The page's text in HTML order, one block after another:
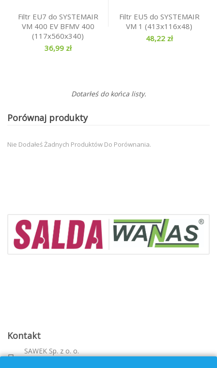
Filtr EU7 do SYSTEMAIR
VM 400 EV BFMV 400
(117x560x340)
36,99 zł
Filtr EU5 do SYSTEMAIR
VM 1 (413x116x48)
48,22 zł
Dotarłeś do końca listy.
Porównaj produkty
Nie Dodałeś Żadnych Produktów Do Porównania.
Kontakt
SAWEK Sp. z o. o.
Metalowca 26, 39-460 Nowa Dęba